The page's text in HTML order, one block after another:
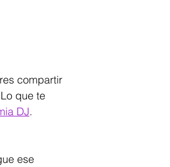
compartir
que te
DJ.
ese